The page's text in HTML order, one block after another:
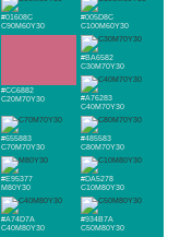
#01608C
C90M60Y30
#005D8C
C100M60Y30
#CC6882
C20M70Y30
#BA6582
C30M70Y30
#A76283
C40M70Y30
#655883
C70M70Y30
#485583
C80M70Y30
#E95377
M80Y30
#DA5278
C10M80Y30
#A74D7A
C40M80Y30
#934B7A
C50M80Y30